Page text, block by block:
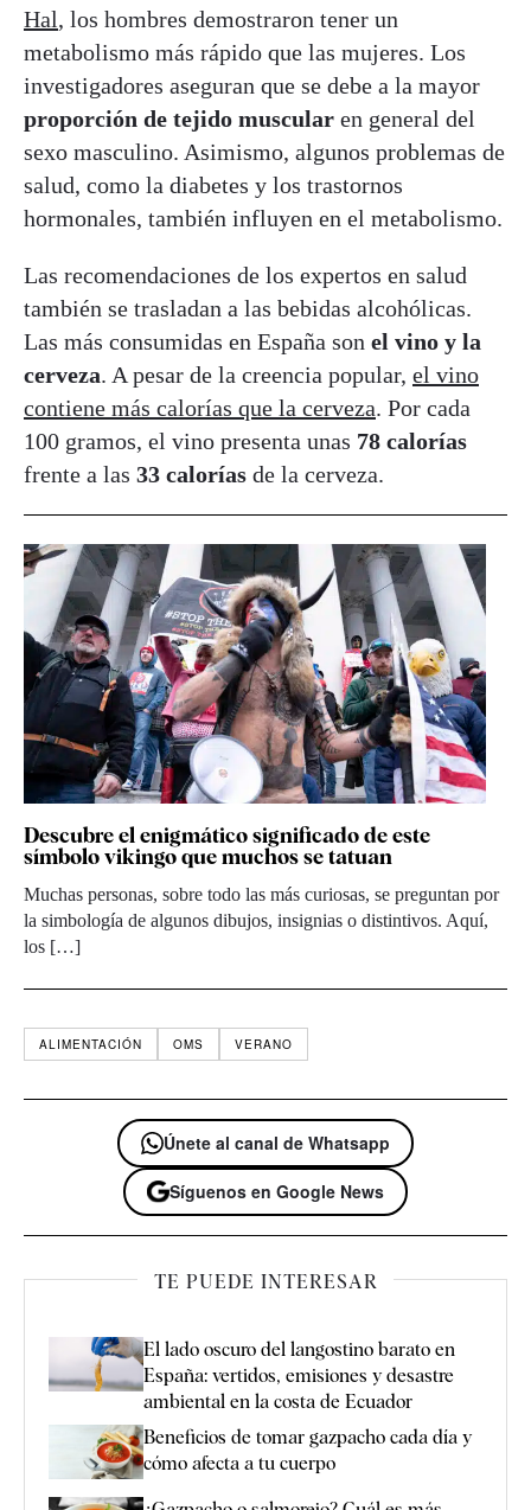
Hal, los hombres demostraron tener un
metabolismo más rápido que las mujeres. Los
investigadores aseguran que se debe a la mayor
proporción de tejido muscular en general del
sexo masculino. Asimismo, algunos problemas de
salud, como la diabetes y los trastornos
hormonales, también influyen en el metabolismo.
Las recomendaciones de los expertos en salud
también se trasladan a las bebidas alcohólicas.
Las más consumidas en España son el vino y la
cerveza. A pesar de la creencia popular, el vino
contiene más calorías que la cerveza. Por cada
100 gramos, el vino presenta unas 78 calorías
frente a las 33 calorías de la cerveza.
Descubre el enigmático significado de este
símbolo vikingo que muchos se tatuan
Muchas personas, sobre todo las más curiosas, se preguntan por
la simbología de algunos dibujos, insignias o distintivos. Aquí,
los […]
ALIMENTACIÓN OMS VERANO
Únete al canal de Whatsapp
Síguenos en Google News
TE PUEDE INTERESAR
El lado oscuro del langostino barato en
España: vertidos, emisiones y desastre
ambiental en la costa de Ecuador
Beneficios de tomar gazpacho cada día y
cómo afecta a tu cuerpo